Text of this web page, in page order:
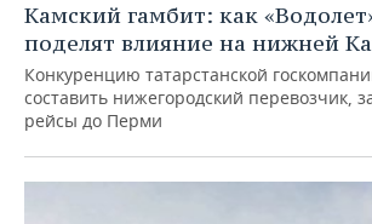
Камский гамбит: как
поделят влияние на нижней
Конкуренцию татарстанской
составить нижегородский перевозчик,
рейсы до Перми